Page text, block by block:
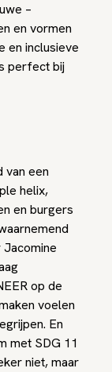
–
en vormen
en inclusieve
perfect bij
van een
helix,
en burgers
op de
voelen
En
met SDG 11
niet, maar